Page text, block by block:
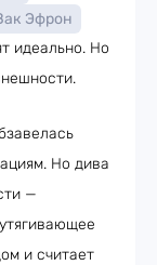
Эфрон
идеально. Но
Но дива
—
и считает